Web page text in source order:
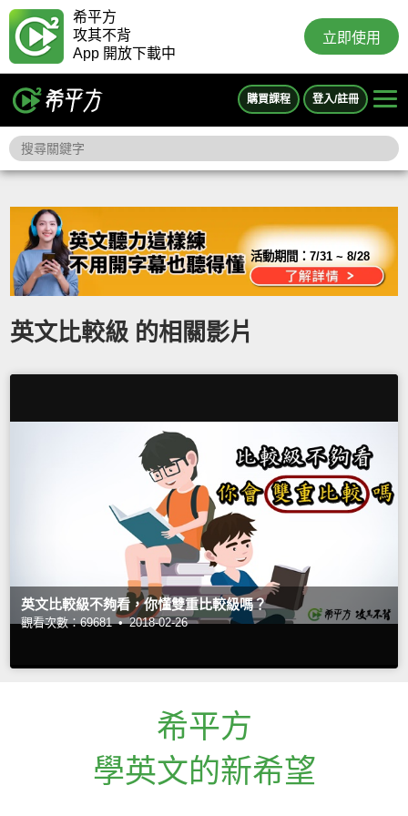
希平方
攻其不背
App 開放下載中
立即使用
購買課程 登入/註冊
活動期間：7/31 ~ 8/28
英文比較級 的相關影片
英文比較級不夠看，你懂雙重比較級嗎？
觀看次數：69681 • 2018-02-26
希平方
學英文的新希望